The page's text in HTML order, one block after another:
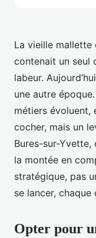
La vieille
contenait un seul
labeur.
une autre
métiers évoluent,
cocher, mais un
Bures-sur-
la montée en
stratégique, pas
se lancer,
Opter pour